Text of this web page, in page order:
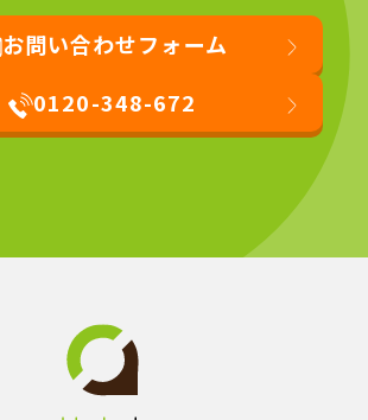
お問い合わせフォーム
0120-348-672